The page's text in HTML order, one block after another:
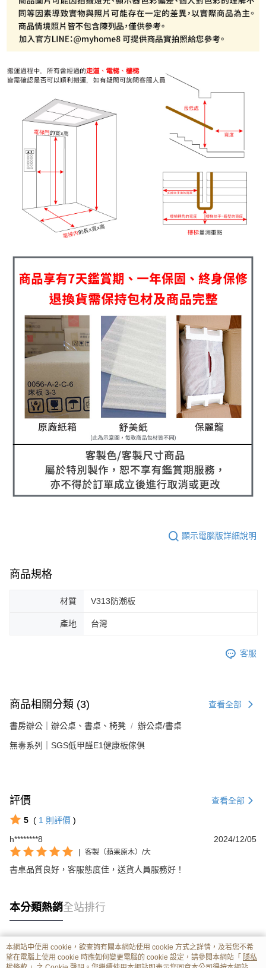
顯示電腦版詳細說明
商品規格
材質 V313防潮板
產地 台灣
客服
商品相關分類 (3) 查看全部
書房辦公｜辦公桌、書桌、椅凳 辦公桌/書桌
無毒系列｜SGS低甲醛E1健康板傢俱
評價 查看全部
5 ( 1 則評價 )
h********8
2024/12/05
| 客製（蘋果原木）/大
書桌品質良好，客服態度佳，送貨人員服務好！
本分類熱銷全站排行
熱門標籤
本網站中使用 cookie，欲查詢有關本網站使用 cookie 方式之詳情，及若您不希
望在電腦上使用 cookie 時應如何變更電腦的 cookie 設定，請參閱本網站「 隱私